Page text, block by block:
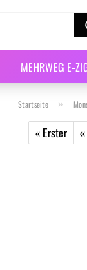
MEHRWEG E-
Startseite »
« Erster